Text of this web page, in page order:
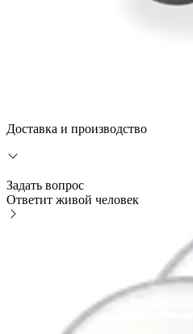
Доставка и производство
Задать вопрос
Ответит живой человек